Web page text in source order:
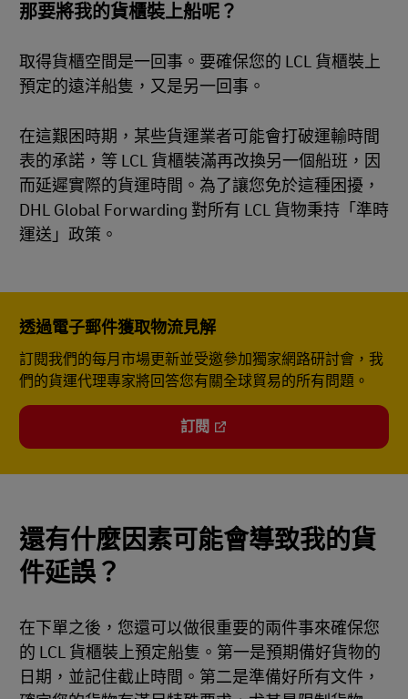
那要將我的貨櫃裝上船呢？
取得貨櫃空間是一回事。要確保您的 LCL 貨櫃裝上
預定的遠洋船隻，又是另一回事。
在這艱困時期，某些貨運業者可能會打破運輸時間
表的承諾，等 LCL 貨櫃裝滿再改換另一個船班，因
而延遲實際的貨運時間。為了讓您免於這種困擾，
DHL Global Forwarding 對所有 LCL 貨物秉持「準時
運送」政策。
透過電子郵件獲取物流見解
訂閱我們的每月市場更新並受邀參加獨家網路研討會，我
們的貨運代理專家將回答您有關全球貿易的所有問題。
訂閱
還有什麼因素可能會導致我的貨
件延誤？
在下單之後，您還可以做很重要的兩件事來確保您
的 LCL 貨櫃裝上預定船隻。第一是預期備好貨物的
日期，並記住截止時間。第二是準備好所有文件，